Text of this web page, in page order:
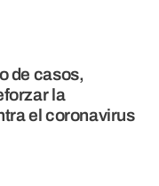
de casos,
la
el coronavirus